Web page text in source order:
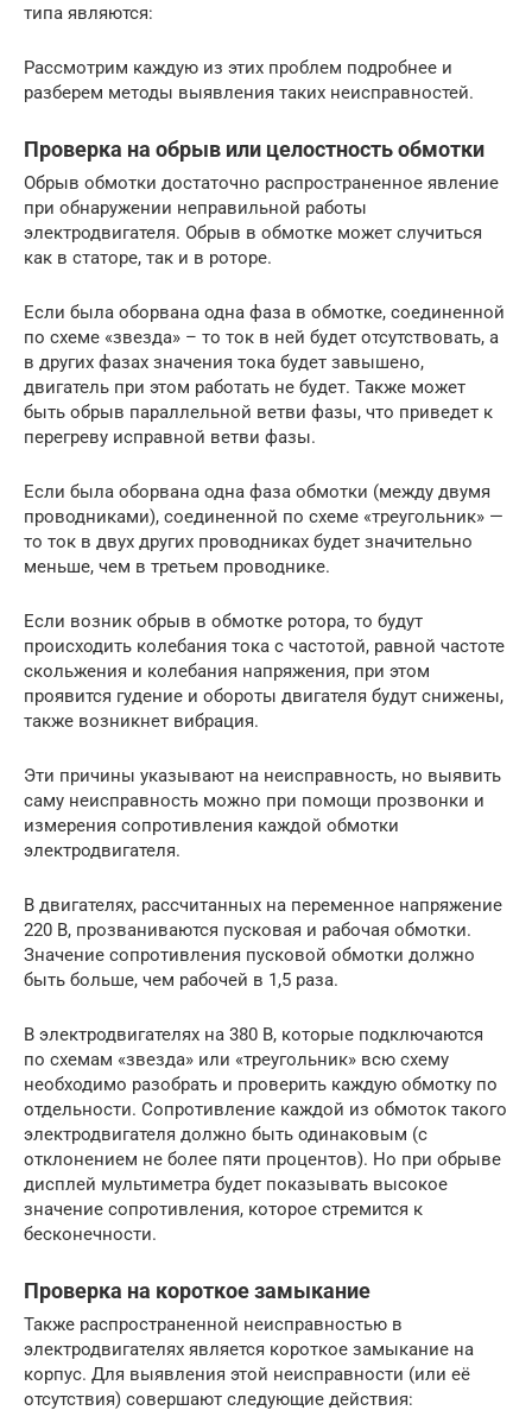
типа являются:
Рассмотрим каждую из этих проблем подробнее и
разберем методы выявления таких неисправностей.
Проверка на обрыв или целостность обмотки
Обрыв обмотки достаточно распространенное явление
при обнаружении неправильной работы
электродвигателя. Обрыв в обмотке может случиться
как в статоре, так и в роторе.
Если была оборвана одна фаза в обмотке, соединенной
по схеме «звезда» – то ток в ней будет отсутствовать, а
в других фазах значения тока будет завышено,
двигатель при этом работать не будет. Также может
быть обрыв параллельной ветви фазы, что приведет к
перегреву исправной ветви фазы.
Если была оборвана одна фаза обмотки (между двумя
проводниками), соединенной по схеме «треугольник» —
то ток в двух других проводниках будет значительно
меньше, чем в третьем проводнике.
Если возник обрыв в обмотке ротора, то будут
происходить колебания тока с частотой, равной частоте
скольжения и колебания напряжения, при этом
проявится гудение и обороты двигателя будут снижены,
также возникнет вибрация.
Эти причины указывают на неисправность, но выявить
саму неисправность можно при помощи прозвонки и
измерения сопротивления каждой обмотки
электродвигателя.
В двигателях, рассчитанных на переменное напряжение
220 В, прозваниваются пусковая и рабочая обмотки.
Значение сопротивления пусковой обмотки должно
быть больше, чем рабочей в 1,5 раза.
В электродвигателях на 380 В, которые подключаются
по схемам «звезда» или «треугольник» всю схему
необходимо разобрать и проверить каждую обмотку по
отдельности. Сопротивление каждой из обмоток такого
электродвигателя должно быть одинаковым (с
отклонением не более пяти процентов). Но при обрыве
дисплей мультиметра будет показывать высокое
значение сопротивления, которое стремится к
бесконечности.
Проверка на короткое замыкание
Также распространенной неисправностью в
электродвигателях является короткое замыкание на
корпус. Для выявления этой неисправности (или её
отсутствия) совершают следующие действия: